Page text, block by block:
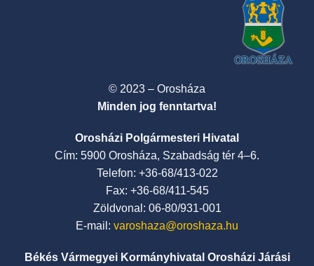
© 2023 – Orosháza
Minden jog fenntartva!
Orosházi Polgármesteri Hivatal
Cím: 5900 Orosháza, Szabadság tér 4–6.
Telefon: +36-68/413-022
Fax: +36-68/411-545
Zöldvonal: 06-80/931-001
E-mail: varoshaza@oroshaza.hu
Békés Vármegyei Kormányhivatal Orosházi Járási